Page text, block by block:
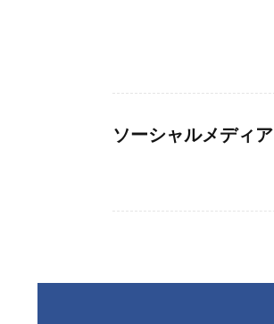
ソーシャルメディア